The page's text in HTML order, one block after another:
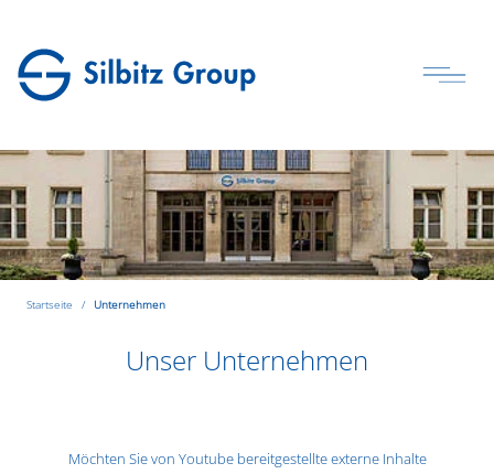
Startseite Unternehmen
Unser Unternehmen
Möchten Sie von Youtubebereitgestellte externe Inhalte